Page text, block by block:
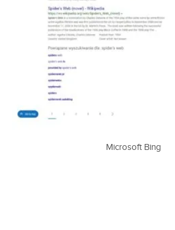
Microsoft Bing